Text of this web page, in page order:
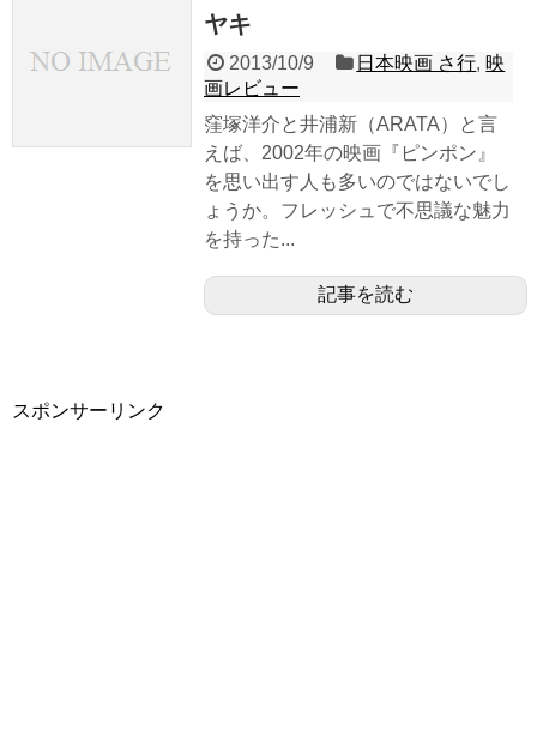
ヤキ
2013/10/9 日本映画 さ行, 映
画レビュー
窪塚洋介と井浦新（ARATA）と言
えば、2002年の映画『ピンポン』
を思い出す人も多いのではないでし
ょうか。フレッシュで不思議な魅力
を持った...
記事を読む
スポンサーリンク